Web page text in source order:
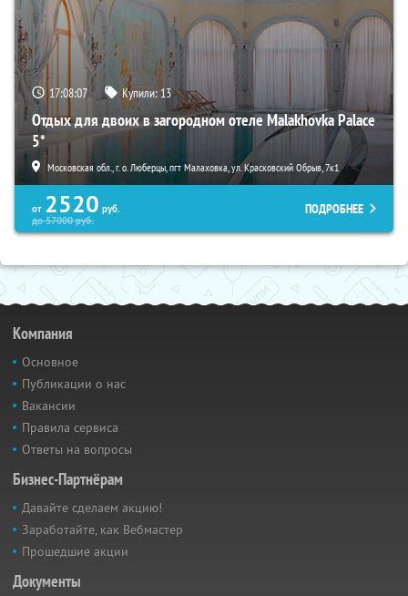
17:08:06 Купили:13
Отдых для двоих в загородном отеле Malakhovka Palace
5*
Московская обл., г. о. Люберцы, пгт Малаховка, ул. Красковский Обрыв, 7к1
от 2520 руб.
до57000руб.
ПОДРОБНЕЕ
Компания
Основное
Публикации о нас
Вакансии
Правила сервиса
Ответы на вопросы
Бизнес-Партнёрам
Давайте сделаем акцию!
Заработайте, как Вебмастер
Прошедшие акции
Документы